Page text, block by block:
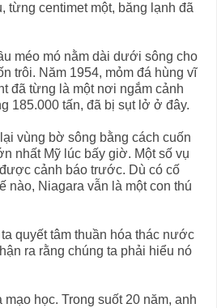
từng centimet một, băng lạnh đã
méo mó nằm dài dưới sông cho
trôi. Năm 1954, mỏm đá hùng vĩ
đã từng là một nơi ngắm cảnh
185.000 tấn, đã bị sụt lở ở đây.
vùng bờ sông bằng cách cuốn
nhất Mỹ lúc bấy giờ. Một số vụ
cảnh báo trước. Dù có cố
nào, Niagara vẫn là một con thú
quyết tâm thuần hóa thác nước
ra rằng chúng ta phải hiểu nó
học. Trong suốt 20 năm, anh